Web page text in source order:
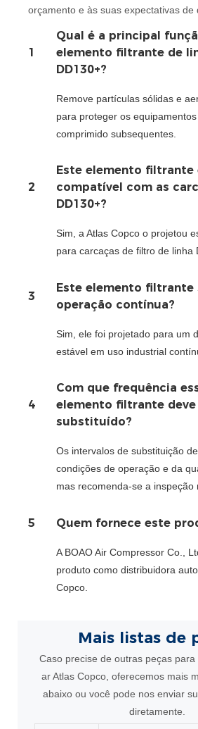
orçamento e às suas expectativas de
1
Qual é a principal
elemento filtrante de
DD130+?
Remove partículas sólidas e
para proteger os
comprimido subsequentes.
2
Este elemento filtrante
compatível com as
DD130+?
Sim, a Atlas Copco o projetou
para carcaças de filtro de linha
3
Este elemento filtrante
operação contínua?
Sim, ele foi projetado para um
estável em uso industrial
4
Com que frequência
elemento filtrante deve
substituído?
Os intervalos de substituição
condições de operação e da
mas recomenda-se a inspeção
5 Quem fornece este
A BOAO Air Compressor Co.,
produto como distribuidora
Copco.
Mais listas de
Caso precise de outras peças
ar Atlas Copco, oferecemos mais
abaixo ou você pode nos enviar
diretamente.